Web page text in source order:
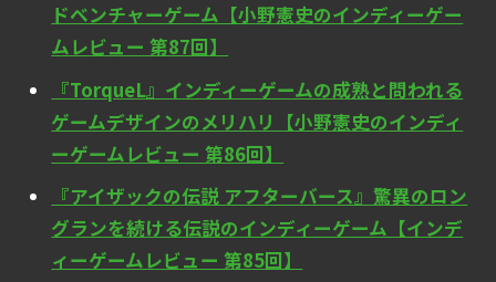
ドベンチャーゲーム【小野憲史のインディーゲー
ムレビュー 第87回】
『TorqueL』インディーゲームの成熟と問われる
ゲームデザインのメリハリ【小野憲史のインディ
ーゲームレビュー 第86回】
『アイザックの伝説 アフターバース』驚異のロン
グランを続ける伝説のインディーゲーム【インデ
ィーゲームレビュー 第85回】